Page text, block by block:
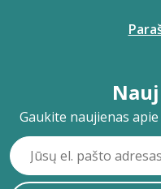
Gaukite naujienas